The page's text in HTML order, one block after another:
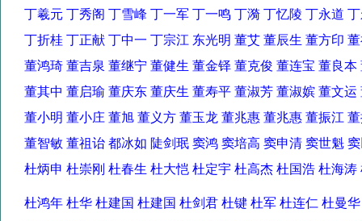
丁羲元 丁秀阁 丁雪峰 丁一军 丁一鸣 丁漪 丁忆陵 丁永道
丁折桂 丁正献 丁中一 丁宗江 东光明 董艾 董辰生 董方印
董鸿琦 董吉泉 董继宁 董健生 董金铎 董克俊 董连宝 董良
董其中 董启瑜 董庆东 董庆生 董寿平 董淑芳 董淑嫔 董文
董小明 董小庄 董旭 董义方 董玉龙 董兆惠 董兆惠 董振江
董智敏 董祖诒 都冰如 陡剑珉 窦鸿 窦培高 窦申清 窦世魁
杜炳申 杜崇刚 杜春生 杜大恺 杜定宇 杜高杰 杜国浩 杜海
杜鸿年 杜华 杜建国 杜建国 杜剑君 杜键 杜军 杜连仁 杜曼